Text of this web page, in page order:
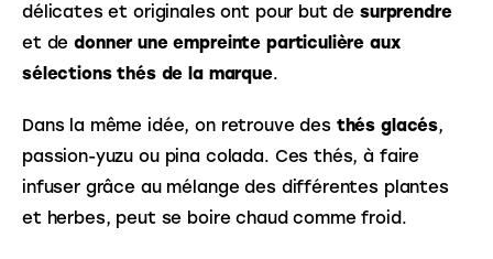
délicates et originales ont pour but de surprendre
et de donner une empreinte particulière aux
sélections thés de la marque.
Dans la même idée, on retrouve des thés glacés,
passion-yuzu ou pina colada. Ces thés, à faire
infuser grâce au mélange des différentes plantes
et herbes, peut se boire chaud comme froid.